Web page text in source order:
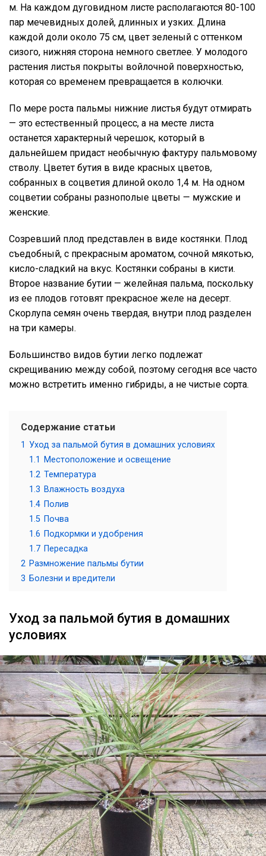
м. На каждом дуговидном листе располагаются 80-100
пар мечевидных долей, длинных и узких. Длина
каждой доли около 75 см, цвет зеленый с оттенком
сизого, нижняя сторона немного светлее. У молодого
растения листья покрыты войлочной поверхностью,
которая со временем превращается в колючки.
По мере роста пальмы нижние листья будут отмирать
— это естественный процесс, а на месте листа
останется характерный черешок, который в
дальнейшем придаст необычную фактуру пальмовому
стволу. Цветет бутия в виде красных цветов,
собранных в соцветия длиной около 1,4 м. На одном
соцветии собраны разнополые цветы — мужские и
женские.
Созревший плод представлен в виде костянки. Плод
съедобный, с прекрасным ароматом, сочной мякотью,
кисло-сладкий на вкус. Костянки собраны в кисти.
Второе название бутии — желейная пальма, поскольку
из ее плодов готовят прекрасное желе на десерт.
Скорлупа семян очень твердая, внутри плод разделен
на три камеры.
Большинство видов бутии легко подлежат
скрещиванию между собой, поэтому сегодня все часто
можно встретить именно гибриды, а не чистые сорта.
Содержание статьи
1 Уход за пальмой бутия в домашних условиях
1.1
Местоположение и освещение
1.2 Температура
1.3 Влажность воздуха
1.4 Полив
1.5 Почва
1.6 Подкормки и удобрения
1.7 Пересадка
2 Размножение пальмы бутии
3 Болезни и вредители
Уход за пальмой бутия в домашних
условиях